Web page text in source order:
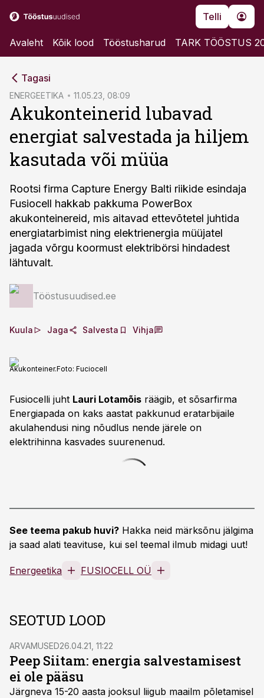
Telli
Avaleht Kõik lood Tööstusharud TARK TÖÖSTUS
Tagasi
ENERGEETIKA 11.05.23, 08:09
Akukonteinerid lubavad
energiat salvestada ja hiljem
kasutada või müüa
Rootsi firma Capture Energy Balti riikide esindaja
Fusiocell hakkab pakkuma PowerBox
akukonteinereid, mis aitavad ettevõtetel juhtida
energiatarbimist ning elektrienergia müüjatel
jagada võrgu koormust elektribörsi hindadest
lähtuvalt.
Tööstusuudised.ee
Kuula Jaga Salvesta Vihja
Akukonteiner.Foto: Fuciocell
Fusiocelli juht Lauri Lotamõis räägib, et sõsarfirma
Energiapada on kaks aastat pakkunud eratarbijaile
akulahendusi ning nõudlus nende järele on
elektrihinna kasvades suurenenud.
See teema pakub huvi? Hakka neid märksõnu jälgima
ja saad alati teavituse, kui sel teemal ilmub midagi uut!
Energeetika FUSIOCELL OÜ
SEOTUD LOOD
ARVAMUSED26.04.21, 11:22
Peep Siitam: energia salvestamisest
ei ole pääsu
Järgneva 15-20 aasta jooksul liigub maailm põletamisel